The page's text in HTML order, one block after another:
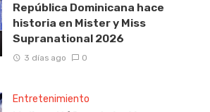
República Dominicana hace
historia en Mister y Miss
Supranational 2026
3 días ago 0
Entretenimiento